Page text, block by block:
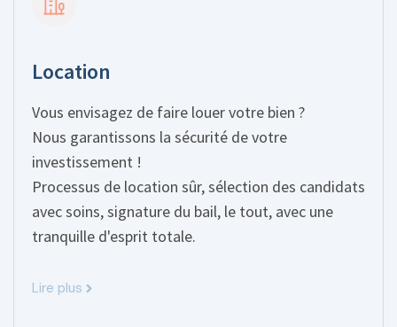
Location
Vous envisagez de faire louer votre bien ?
Nous garantissons la sécurité de votre
investissement !
Processus de location sûr, sélection des candidats
avec soins, signature du bail, le tout, avec une
tranquille d'esprit totale.
Lire plus